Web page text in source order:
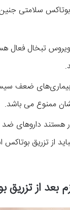
سلامتی جنین
تبخال فعال
بیماری‌های ضعف
ممنوع می باشد.
داروهای ضد
از تزریق بوتاکس
بعد از تزریق